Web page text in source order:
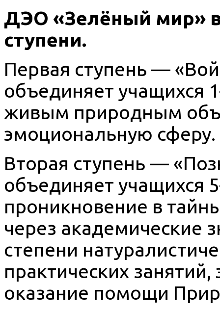
ДЭО «Зелёный мир»
ступени.
Первая ступень —
объединяет учащихся
живым природным
эмоциональную сферу.
Вторая ступень —
объединяет учащихся
проникновение в
через академические
степени
практических
оказание помощи